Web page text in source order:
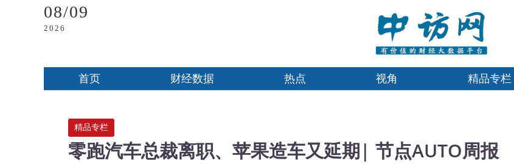
08/09
2026
首页 财经数据 热点 视角 精品专栏
精品专栏
零跑汽车总裁离职、苹果造车又延期| 节点AUTO周报